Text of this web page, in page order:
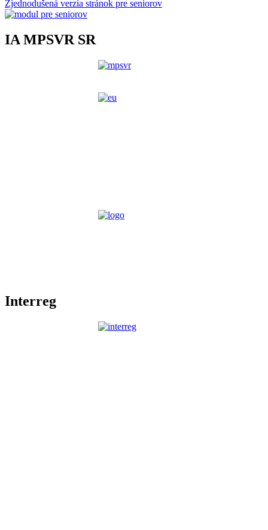
Zjednodušená verzia stránok pre seniorov
IA MPSVR SR
Interreg